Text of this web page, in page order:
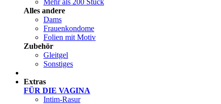
Mehr als 200 Stück
Alles andere
Dams
Frauenkondome
Folien mit Motiv
Zubehör
Gleitgel
Sonstiges
Extras
FÜR DIE VAGINA
Intim-Rasur